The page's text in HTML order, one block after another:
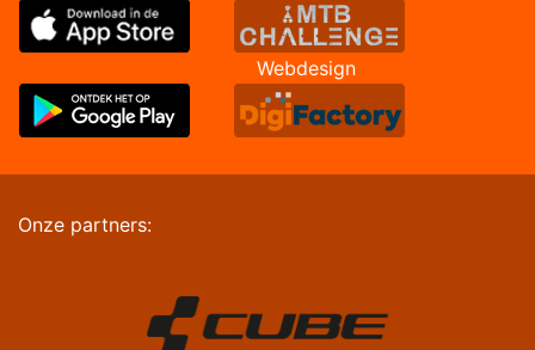
Webdesign
Onze partners: